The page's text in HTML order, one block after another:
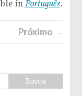
in Português.
Próximo →